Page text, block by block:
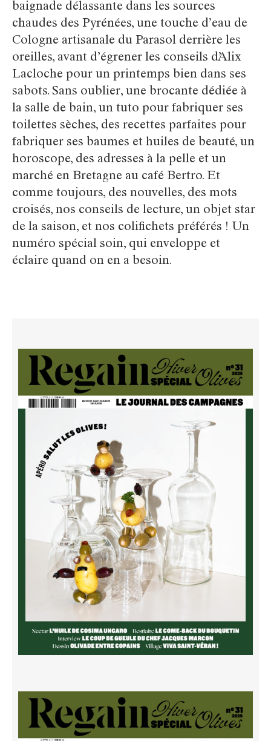
baignade délassante dans les sources
chaudes des Pyrénées, une touche d’eau de
Cologne artisanale du Parasol derrière les
oreilles, avant d’égrener les conseils d’Alix
Lacloche pour un printemps bien dans ses
sabots. Sans oublier, une brocante dédiée à
la salle de bain, un tuto pour fabriquer ses
toilettes sèches, des recettes parfaites pour
fabriquer ses baumes et huiles de beauté, un
horoscope, des adresses à la pelle et un
marché en Bretagne au café Bertro. Et
comme toujours, des nouvelles, des mots
croisés, nos conseils de lecture, un objet star
de la saison, et nos colifichets préférés ! Un
numéro spécial soin, qui enveloppe et
éclaire quand on en a besoin.